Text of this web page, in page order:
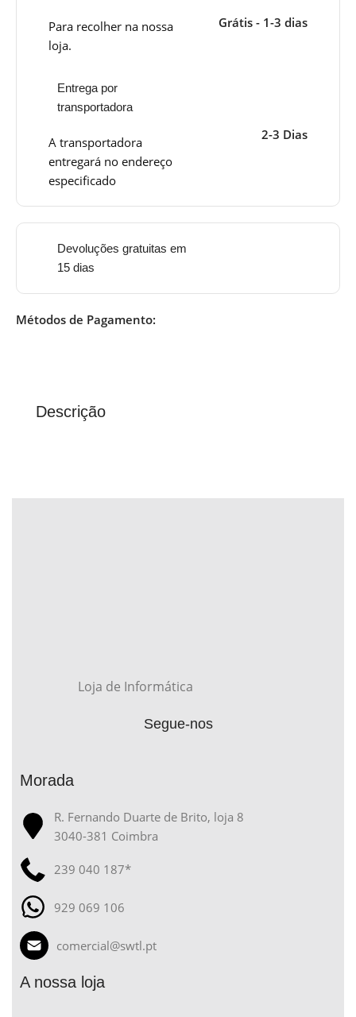
Para recolher na nossa
loja.
Grátis - 1-3 dias
Entrega por
transportadora
A transportadora
entregará no endereço
especificado
2-3 Dias
Devoluções gratuitas em
15 dias
Métodos de Pagamento:
Descrição
Loja de Informática
Segue-nos
Morada
R. Fernando Duarte de Brito, loja 8
3040-381 Coimbra
239 040 187*
929 069 106
comercial@swtl.pt
A nossa loja